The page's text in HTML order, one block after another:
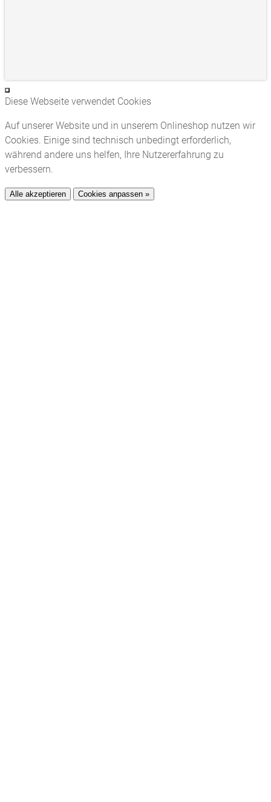
Diese Webseite verwendet Cookies
Auf unserer Website und in unserem Onlineshop nutzen wir
Cookies. Einige sind technisch unbedingt erforderlich,
während andere uns helfen, Ihre Nutzererfahrung zu
verbessern.
Alle akzeptieren Cookies anpassen »